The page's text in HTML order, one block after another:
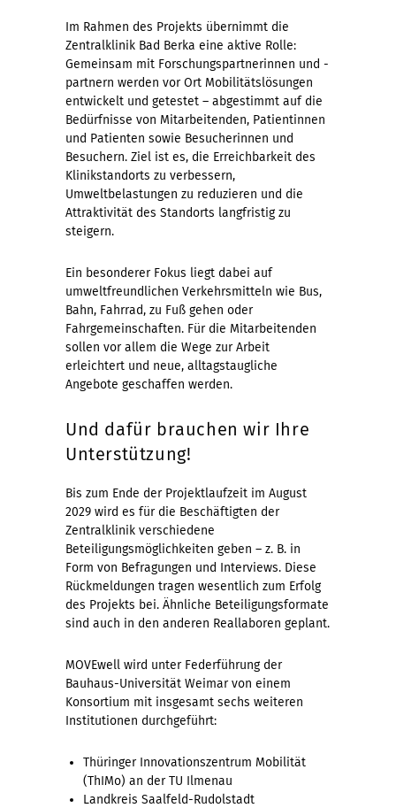
Im Rahmen des Projekts übernimmt die
Zentralklinik Bad Berka eine aktive Rolle:
Gemeinsam mit Forschungspartnerinnen und -
partnern werden vor Ort Mobilitätslösungen
entwickelt und getestet – abgestimmt auf die
Bedürfnisse von Mitarbeitenden, Patientinnen
und Patienten sowie Besucherinnen und
Besuchern. Ziel ist es, die Erreichbarkeit des
Klinikstandorts zu verbessern,
Umweltbelastungen zu reduzieren und die
Attraktivität des Standorts langfristig zu
steigern.
Ein besonderer Fokus liegt dabei auf
umweltfreundlichen Verkehrsmitteln wie Bus,
Bahn, Fahrrad, zu Fuß gehen oder
Fahrgemeinschaften. Für die Mitarbeitenden
sollen vor allem die Wege zur Arbeit
erleichtert und neue, alltagstaugliche
Angebote geschaffen werden.
Und dafür brauchen wir Ihre
Unterstützung!
Bis zum Ende der Projektlaufzeit im August
2029 wird es für die Beschäftigten der
Zentralklinik verschiedene
Beteiligungsmöglichkeiten geben – z. B. in
Form von Befragungen und Interviews. Diese
Rückmeldungen tragen wesentlich zum Erfolg
des Projekts bei. Ähnliche Beteiligungsformate
sind auch in den anderen Reallaboren geplant.
MOVEwell wird unter Federführung der
Bauhaus-Universität Weimar von einem
Konsortium mit insgesamt sechs weiteren
Institutionen durchgeführt:
Thüringer Innovationszentrum Mobilität
(ThIMo) an der TU Ilmenau
Landkreis Saalfeld-Rudolstadt